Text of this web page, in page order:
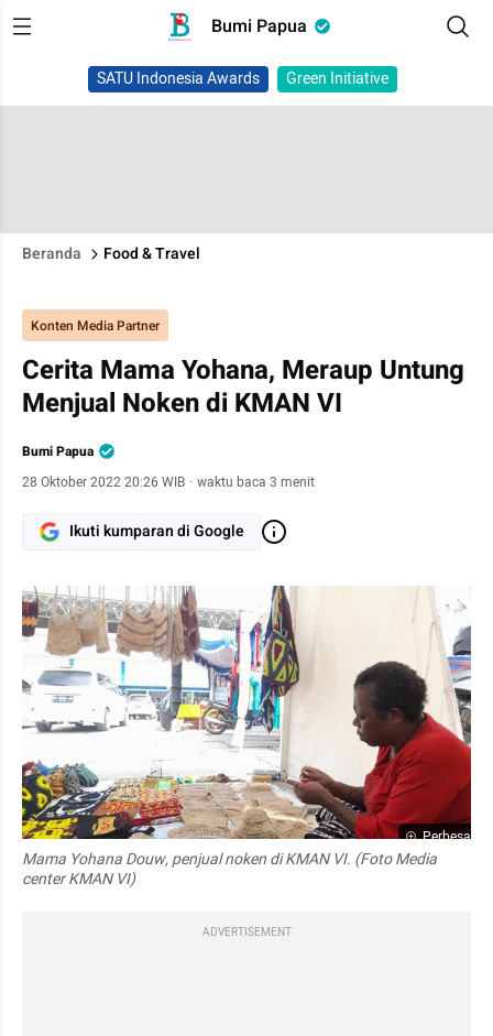
Bumi Papua
SATU Indonesia Awards Green Initiative
Beranda Food & Travel
Konten Media Partner
Cerita Mama Yohana, Meraup Untung
Menjual Noken di KMAN VI
Bumi Papua
28 Oktober 2022 20:26 WIB · waktu baca 3 menit
Ikuti kumparan di Google
Perbesar
Mama Yohana Douw, penjual noken di KMAN VI. (Foto Media
center KMAN VI)
ADVERTISEMENT